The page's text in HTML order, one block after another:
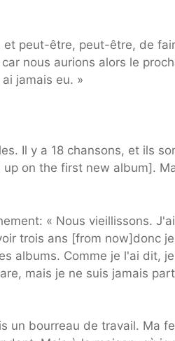
peut-être, peut-être, de
nous aurions alors le
jamais eu. »
Il y a 18 chansons, et ils
on the first new album].
« Nous vieillissons.
trois ans [from now]donc
albums. Comme je l'ai dit,
mais je ne suis jamais
un bourreau de travail. Ma